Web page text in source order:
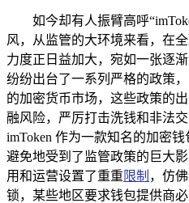
如今却有人振臂高呼
风，从监管的大环境来看，在
力度正日益加大，宛如一张逐
纷纷出台了一系列严格的政策
的加密货币市场，这些政策的
融风险，严厉打击洗钱和非法
imToken 作为一款知名的加密
避免地受到了监管政策的巨大
用和运营设置了重重限制 ，仿
锁，某些地区要求钱包提供商